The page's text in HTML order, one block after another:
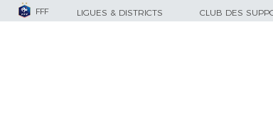
FFF LIGUES & DISTRICTS CLUB DES